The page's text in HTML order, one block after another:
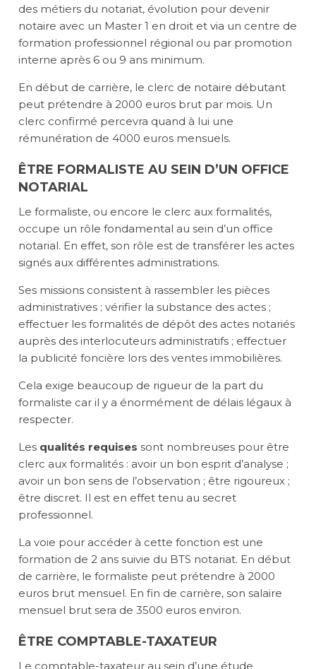
des métiers du notariat, évolution pour devenir
notaire avec un Master 1 en droit et via un centre de
formation professionnel régional ou par promotion
interne après 6 ou 9 ans minimum.
En début de carrière, le clerc de notaire débutant
peut prétendre à 2000 euros brut par mois. Un
clerc confirmé percevra quand à lui une
rémunération de 4000 euros mensuels.
ÊTRE FORMALISTE AU SEIN D’UN OFFICE
NOTARIAL
Le formaliste, ou encore le clerc aux formalités,
occupe un rôle fondamental au sein d’un office
notarial. En effet, son rôle est de transférer les actes
signés aux différentes administrations.
Ses missions consistent à rassembler les pièces
administratives ; vérifier la substance des actes ;
effectuer les formalités de dépôt des actes notariés
auprès des interlocuteurs administratifs ; effectuer
la publicité foncière lors des ventes immobilières.
Cela exige beaucoup de rigueur de la part du
formaliste car il y a énormément de délais légaux à
respecter.
Les qualités requises sont nombreuses pour être
clerc aux formalités : avoir un bon esprit d’analyse ;
avoir un bon sens de l’observation ; être rigoureux ;
être discret. Il est en effet tenu au secret
professionnel.
La voie pour accéder à cette fonction est une
formation de 2 ans suivie du BTS notariat. En début
de carrière, le formaliste peut prétendre à 2000
euros brut mensuel. En fin de carrière, son salaire
mensuel brut sera de 3500 euros environ.
ÊTRE COMPTABLE-TAXATEUR
Le comptable-taxateur au sein d’une étude